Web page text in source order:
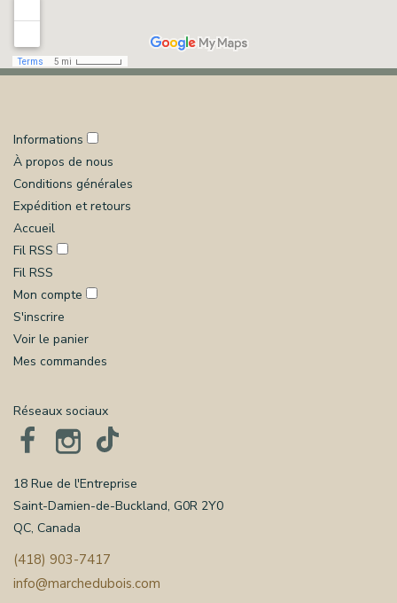
Informations
À propos de nous
Conditions générales
Expédition et retours
Accueil
Fil RSS
Fil RSS
Mon compte
S'inscrire
Voir le panier
Mes commandes
Réseaux sociaux
18 Rue de l'Entreprise
Saint-Damien-de-Buckland, G0R 2Y0
QC, Canada
(418) 903-7417
info@marchedubois.com